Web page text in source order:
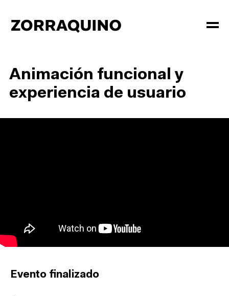
Animación funcional y
experiencia de usuario
Evento finalizado